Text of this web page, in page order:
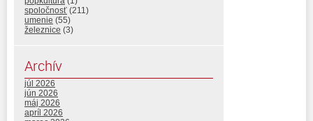
spoločnosť (211)
umenie (55)
železnice (3)
Archív
júl 2026
jún 2026
máj 2026
apríl 2026